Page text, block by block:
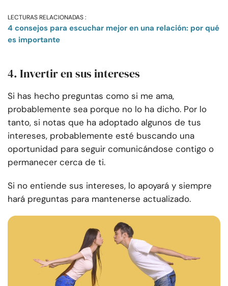
LECTURAS RELACIONADAS :
4 consejos para escuchar mejor en una relación: por qué
es importante
4. Invertir en sus intereses
Si has hecho preguntas como si me ama,
probablemente sea porque no lo ha dicho. Por lo
tanto, si notas que ha adoptado algunos de tus
intereses, probablemente esté buscando una
oportunidad para seguir comunicándose contigo o
permanecer cerca de ti.
Si no entiende sus intereses, lo apoyará y siempre
hará preguntas para mantenerse actualizado.